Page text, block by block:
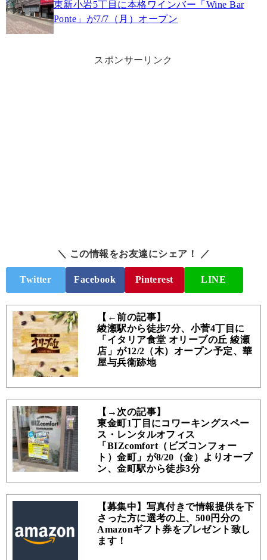
東新小岩5丁目に本格ワインバー「Wine Bar
Ponte」が7/7（月）オープン
スポンサーリンク
＼ この情報をお友達にシェア！ ／
Twitter Facebook Pinterest LINE
【←前の記事】
綾瀬駅から徒歩7分、小菅4丁目に
「イタリア食堂 オリーブの丘 綾瀬
店」が12/2（木）オープン予定、華
屋与兵衛跡地
【→次の記事】
東金町1丁目にコワーキングスペー
ス・レンタルオフィス
「BIZcomfort（ビズコンフォー
ト）金町」が8/20（金）よりオープ
ン、金町駅から徒歩3分
【募集中】写真付きで情報提供を下
さった方に選考の上、500円分の
Amazonギフト券をプレゼント致し
ます！